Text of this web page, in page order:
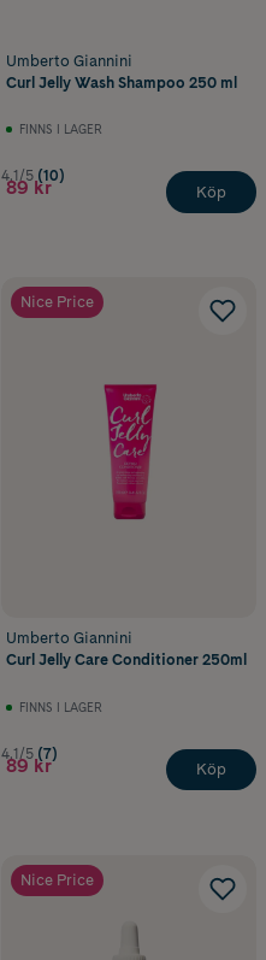
Umberto Giannini
Curl Jelly Wash Shampoo 250 ml
FINNS I LAGER
4.1/5 (10)
89 kr Köp
Nice Price
Umberto Giannini
Curl Jelly Care Conditioner 250ml
FINNS I LAGER
4.1/5 (7)
89 kr Köp
Nice Price